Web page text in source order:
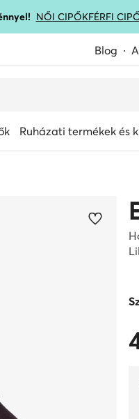
NŐI CIPŐKFÉRFI
Blog
Ruházati termékek és